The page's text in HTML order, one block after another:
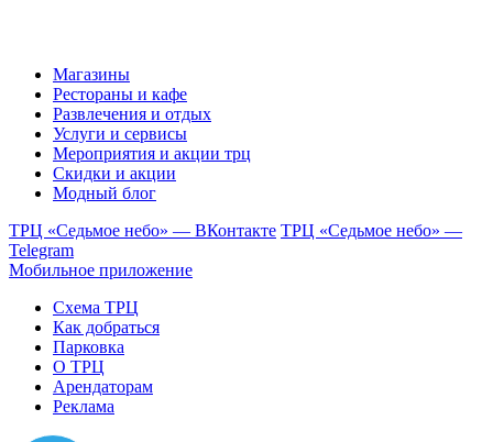
Магазины
Рестораны и кафе
Развлечения и отдых
Услуги и сервисы
Мероприятия и акции трц
Скидки и акции
Модный блог
ТРЦ «Седьмое небо» — ВКонтакте ТРЦ «Седьмое небо» —
Telegram
Мобильное приложение
Схема ТРЦ
Как добраться
Парковка
О ТРЦ
Арендаторам
Реклама